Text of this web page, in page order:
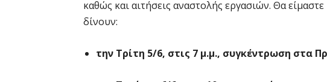
καθώς και αιτήσεις αναστολής εργασιών. Θα
δίνουν:
την Τρίτη 5/6, στις 7 μ.μ., συγκέντρωση στα